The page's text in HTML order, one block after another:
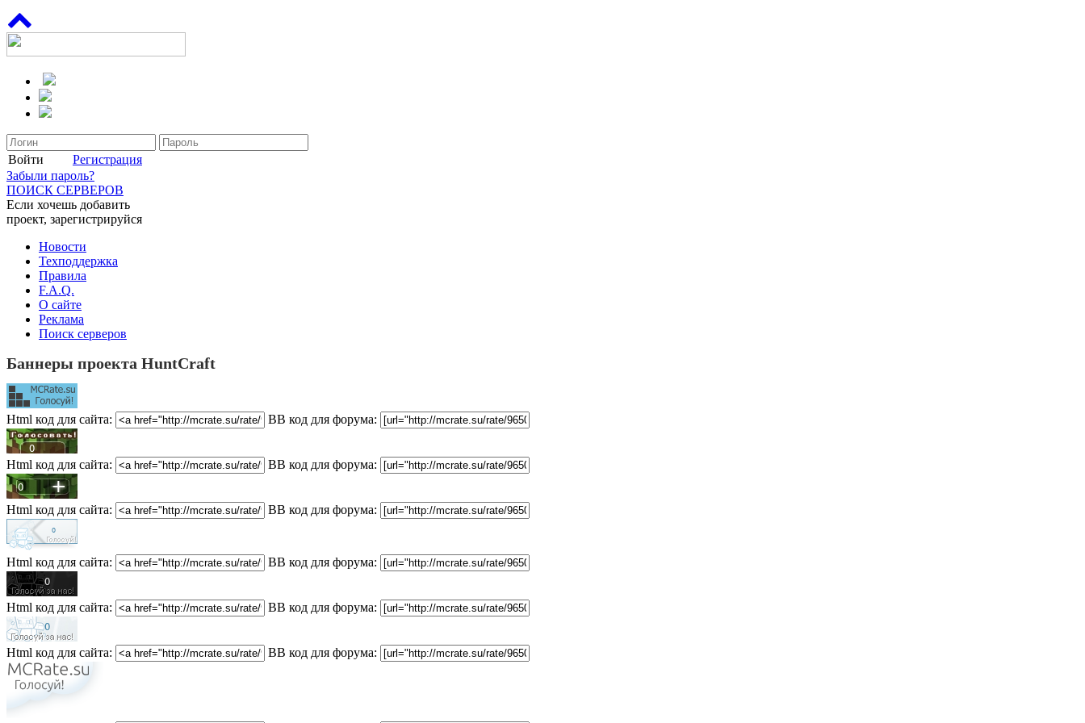
Войти
Регистрация
Забыли пароль?
ПОИСК СЕРВЕРОВ
Если хочешь добавить
проект, зарегистрируйся
Новости
Техподдержка
Правила
F.A.Q.
О сайте
Реклама
Поиск серверов
Баннеры проекта HuntCraft
Html код для сайта: BB код для форума:
Html код для сайта: BB код для форума:
Html код для сайта: BB код для форума:
Html код для сайта: BB код для форума:
Html код для сайта: BB код для форума:
Html код для сайта: BB код для форума: